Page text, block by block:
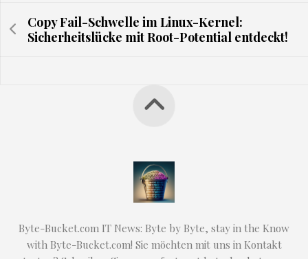
Copy Fail-Schwelle im Linux-Kernel:
Sicherheitslücke mit Root-Potential entdeckt!
Byte-Bucket.com IT News: Byte by Byte, stay in the Know
with Byte-Bucket.com! Sie möchten mit uns in Kontakt